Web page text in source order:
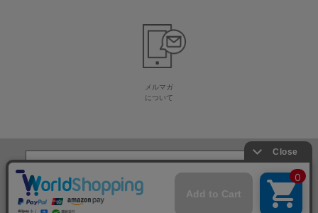
メルマガ
について
生地・毛糸・手芸材料の専門店